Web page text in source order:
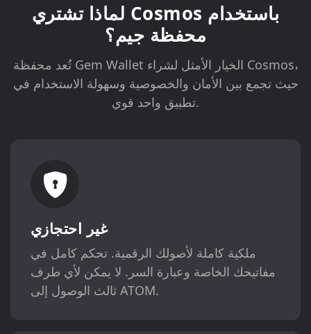
لماذا تشتري Cosmos باستخدام
محفظة جيم؟
تُعد محفظة Gem Wallet الخيار الأمثل لشراء Cosmos،
حيث تجمع بين الأمان والخصوصية وسهولة الاستخدام في
تطبيق واحد قوي.
غير احتجازي
ملكية كاملة لأصولك الرقمية. تحكم كامل في
مفاتيحك الخاصة وعبارة السر. لا يمكن لأي طرف
ثالث الوصول إلى ATOM.